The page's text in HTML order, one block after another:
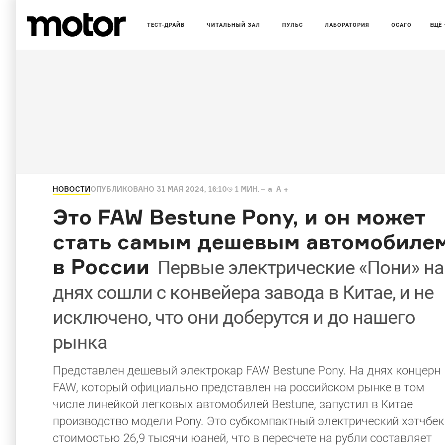
ЕЩЁ
ТЕСТ-ДРАЙВ ЧИТАЛЬНЫЙ ЗАЛ ПУЛЬС ЛАБОРАТОРИЯ ОСАГО
НОВОСТИОПУБЛИКОВАНО 31 МАЯ 2024, 16:10 1 МИН. a A
Это FAW Bestune Pony, и он может
стать самым дешевым
в России Первые электрические «Пони» на
днях сошли с конвейера завода в Китае, и не
исключено, что они доберутся и до нашего
рынка
Представлен дешевый электрокар FAW Bestune Pony. На днях концерн
FAW, который официально представлен на российском рынке в том
числе линейкой легковых автомобилей Bestune, запустил в Китае
производство модели Pony. Это субкомпактный электрический хэтчбек
стоимостью 26,9 тысячи юаней, что в пересчете на рубли составляет